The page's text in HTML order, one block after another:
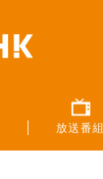
放送番組